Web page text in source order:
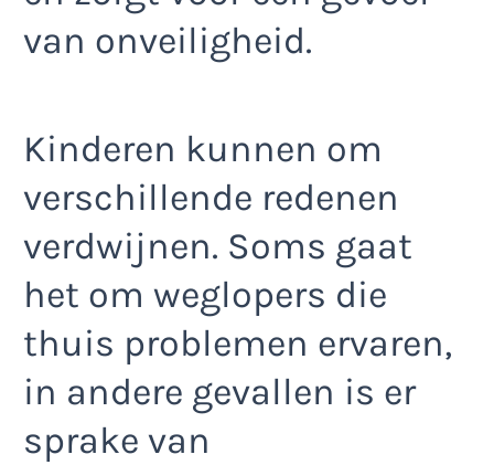
van onveiligheid.
Kinderen kunnen om
verschillende redenen
verdwijnen. Soms gaat
het om weglopers die
thuis problemen ervaren,
in andere gevallen is er
sprake van